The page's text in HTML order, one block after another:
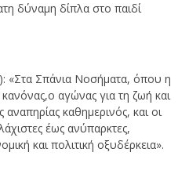
δύναμη δίπλα στο παιδί
Σπάνια Νοσήματα, όπου η
κανόνας,ο αγώνας για τη ζωή και
καθημερινός, και οι
έως ανύπαρκτες,
και πολιτική οξυδέρκεια».